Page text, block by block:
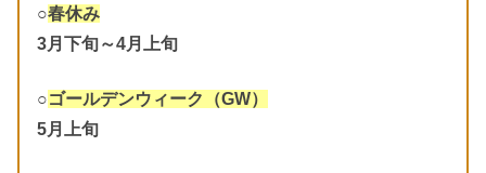
○春休み
3月下旬～4月上旬
○ゴールデンウィーク（GW）
5月上旬